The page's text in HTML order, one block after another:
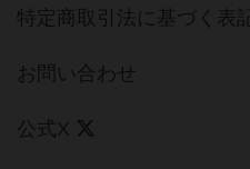
特定商取引法に基づく表
お問い合わせ
公式X